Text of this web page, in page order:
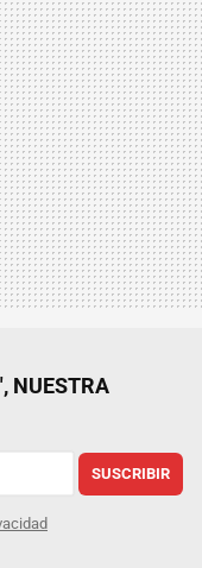
NUESTRA
SUSCRIBIR